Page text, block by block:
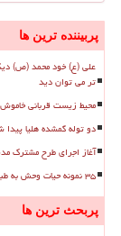
پربیننده ترین ها
علی (ع) خود محمد (ص)
تر می توان دید
محیط زیست قربانی
دو توله گمشده هلیا پیدا
آغاز اجرای طرح مشترک
۳۵ نمونه حیات وحش به طبیعت بازگشتند
پربحث ترین ها